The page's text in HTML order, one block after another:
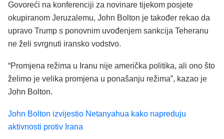
Govoreći na konferenciji za novinare tijekom posjete
okupiranom Jeruzalemu, John Bolton je također rekao da
upravo Trump s ponovnim uvođenjem sankcija Teheranu
ne želi svrgnuti iransko vodstvo.
“Promjena režima u Iranu nije američka politika, ali ono što
želimo je velika promjena u ponašanju režima”, kazao je
John Bolton.
John Bolton izvijestio Netanyahua kako napreduju
aktivnosti protiv Irana